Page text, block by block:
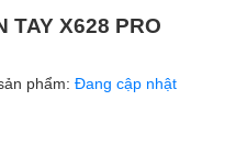
TAY X628 PRO
phẩm: Đang cập nhật